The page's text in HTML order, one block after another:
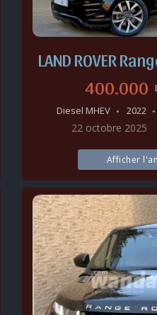
LAND ROVER
400.000
Diesel MHEV 2022
22 octobre 2025
Afficher